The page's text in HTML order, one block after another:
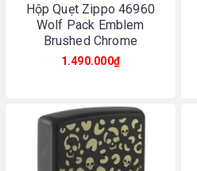
Hộp Quẹt Zippo 46960
Wolf Pack Emblem
Brushed Chrome
1.490.000₫